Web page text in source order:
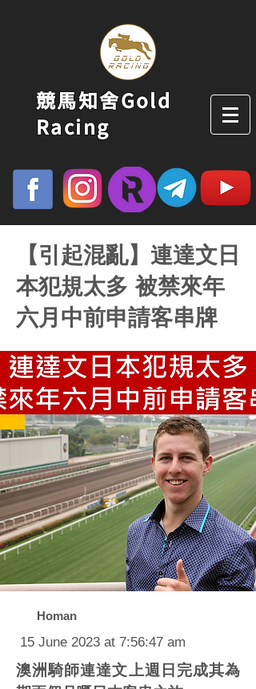
競馬知舍Gold
Racing
【引起混亂】連達文日
本犯規太多 被禁來年
六月中前申請客串牌
Homan
15 June 2023 at 7:56:47 am
澳洲騎師連達文上週日完成其為